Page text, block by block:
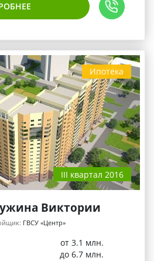
Ипотека
III квартал 2016
Виктории
ГВСУ «Центр»
от 3.1 млн.
до 6.7 млн.